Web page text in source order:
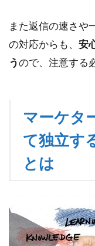
ル
3
ス
身
つ
れ
で
き
る
また返信の速さや
の対応からも、 安
うので、注意する
マーケタ
て独立す
とは